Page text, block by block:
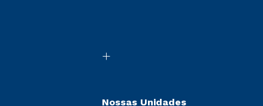
Nossas Unidades